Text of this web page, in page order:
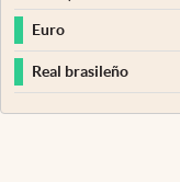
Euro
Real brasileño